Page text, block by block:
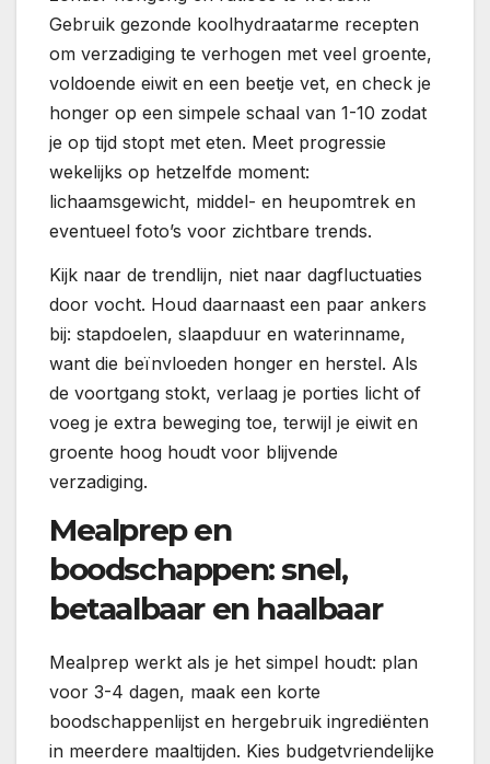
Gebruik gezonde koolhydraatarme recepten
om verzadiging te verhogen met veel groente,
voldoende eiwit en een beetje vet, en check je
honger op een simpele schaal van 1-10 zodat
je op tijd stopt met eten. Meet progressie
wekelijks op hetzelfde moment:
lichaamsgewicht, middel- en heupomtrek en
eventueel foto’s voor zichtbare trends.
Kijk naar de trendlijn, niet naar dagfluctuaties
door vocht. Houd daarnaast een paar ankers
bij: stapdoelen, slaapduur en waterinname,
want die beïnvloeden honger en herstel. Als
de voortgang stokt, verlaag je porties licht of
voeg je extra beweging toe, terwijl je eiwit en
groente hoog houdt voor blijvende
verzadiging.
Mealprep en
boodschappen: snel,
betaalbaar en haalbaar
Mealprep werkt als je het simpel houdt: plan
voor 3-4 dagen, maak een korte
boodschappenlijst en hergebruik ingrediënten
in meerdere maaltijden. Kies budgetvriendelijke